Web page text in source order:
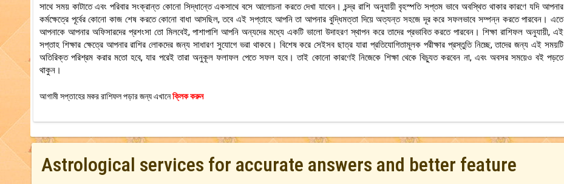
সাথে সময় কাটাতে এবং পরিবার সংক্রান্ত কোনো সিদ্ধান্তে একসাথে বসে আলোচনা করতে দেখা যাবেন। চন্দ্র রাশি অনুযায়ী বৃহস্পতি সপ্তম ভাবে অবস্থিত থাকার কারণে যদি আপনার
কর্মক্ষেত্রে পূর্বের কোনো কাজ শেষ করতে কোনো বাধা আসছিল, তবে এই সপ্তাহে আপনি তা আপনার বুদ্ধিমত্তা দিয়ে অত্যন্ত সহজে দূর করে সফলভাবে সম্পন্ন করতে পারবেন। এতে
আপনাকে আপনার অফিসারদের প্রশংসা তো মিলবেই, পাশাপাশি আপনি অন্যদের মধ্যে একটি ভালো উদাহরণ স্থাপন করে তাদের প্রভাবিত করতে পারবেন। শিক্ষা রাশিফল অনুযায়ী, এই
সপ্তাহ শিক্ষার ক্ষেত্রে আপনার রাশির লোকদের জন্য সাধারণ সুযোগে ভরা থাকবে। বিশেষ করে সেইসব ছাত্র যারা প্রতিযোগিতামূলক পরীক্ষার প্রস্তুতি নিচ্ছে, তাদের জন্য এই সময়টি
অতিরিক্ত পরিশ্রম করার মতো হবে, যার পরেই তারা অনুকূল ফলাফল পেতে সফল হবে। তাই কোনো কারণেই নিজেকে শিক্ষা থেকে বিচ্যুত করবেন না, এবং অবসর সময়েও বই পড়তে
থাকুন।
আগামী সপ্তাহের মকর রাশিফল পড়ার জন্য এখানেক্লিক করুন
Astrological services for accurate answers and better feature